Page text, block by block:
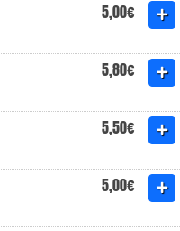
5,00€
5,80€
5,50€
5,00€